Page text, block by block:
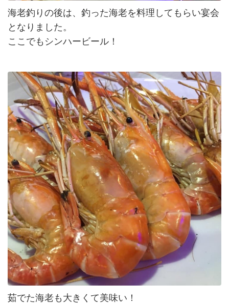
海老釣りの後は、釣った海老を料理してもらい宴会
となりました。
ここでもシンハービール！
茹でた海老も大きくて美味い！